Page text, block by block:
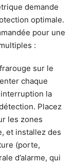
demande
optimale.
pour une
:
sur le
chaque
la
Placez
les zones
et installez des
(porte,
d’alarme, qui